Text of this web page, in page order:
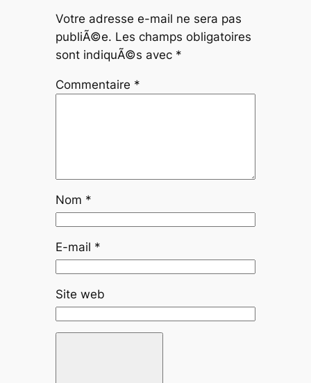
Votre adresse e-mail ne sera pas
publiÃ©e. Les champs obligatoires
sont indiquÃ©s avec *
Commentaire *
Nom *
E-mail *
Site web